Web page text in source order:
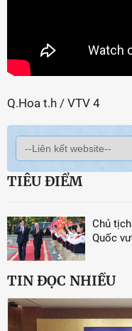
Q.Hoa t.h / VTV 4
TIÊU ĐIỂM
Chủ
Quốc
TIN ĐỌC NHIỀU